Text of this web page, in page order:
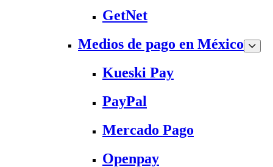
GetNet
Medios de pago en México
Kueski Pay
PayPal
Mercado Pago
Openpay